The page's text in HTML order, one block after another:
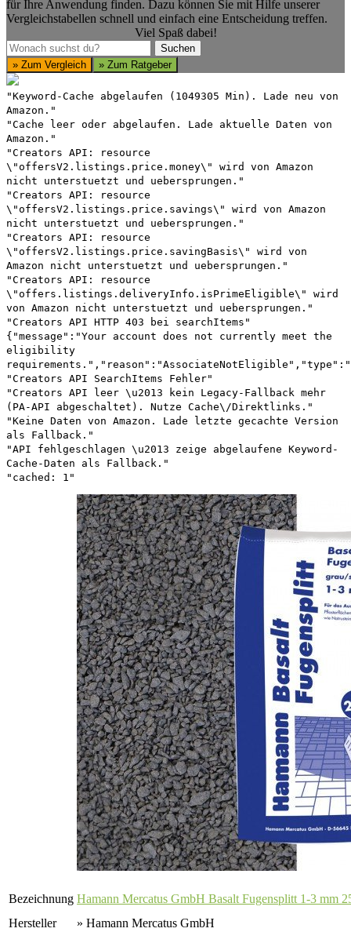
für Ihre Anwendung finden. Dazu können Sie mit Hilfe unserer
Vergleichstabellen schnell und einfach eine Entscheidung treffen.
Viel Spaß dabei!
Suchen
Suchen
» Zum Vergleich
» Zum Ratgeber
"Keyword-Cache abgelaufen (1049305 Min). Lade neu von
Amazon."
"Cache leer oder abgelaufen. Lade aktuelle Daten von
Amazon."
"Creators API: resource
\"offersV2.listings.price.money\" wird von Amazon
nicht unterstuetzt und uebersprungen."
"Creators API: resource
\"offersV2.listings.price.savings\" wird von Amazon
nicht unterstuetzt und uebersprungen."
"Creators API: resource
\"offersV2.listings.price.savingBasis\" wird von
Amazon nicht unterstuetzt und uebersprungen."
"Creators API: resource
\"offers.listings.deliveryInfo.isPrimeEligible\" wird
von Amazon nicht unterstuetzt und uebersprungen."
"Creators API HTTP 403 bei searchItems"
{"message":"Your account does not currently meet the
eligibility
"Creators API SearchItems Fehler"
"Creators API leer \u2013 kein Legacy-Fallback mehr
(PA-API abgeschaltet). Nutze Cache\/Direktlinks."
"Keine Daten von Amazon. Lade letzte gecachte Version
als Fallback."
"API fehlgeschlagen \u2013 zeige abgelaufene Keyword-
Cache-Daten als Fallback."
"cached: 1"
Bezeichnung Hamann Mercatus GmbH Basalt Fugensplitt 1-3 mm
Hersteller
» Hamann Mercatus GmbH